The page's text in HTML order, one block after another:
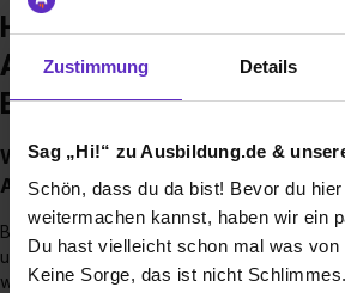
Zustimmung Details
Sag „Hi!“ zu Ausbildung.de &
Schön, dass du da bist! Bevor du
weitermachen kannst, haben wir ein
Du hast vielleicht schon mal was von
Keine Sorge, das ist nicht
Häufige Fragen zur
AFBB Akademie für
Bildung gGmbH
Wie sieht der Bewerbungsprozess
Ausbildungsstelle bei Ihnen aus?
Bewerbungen senden Sie bitte per Post
unseren Lehrstellenservice. Nach Prüfung
werden Sie zu einem (online) Gespräch